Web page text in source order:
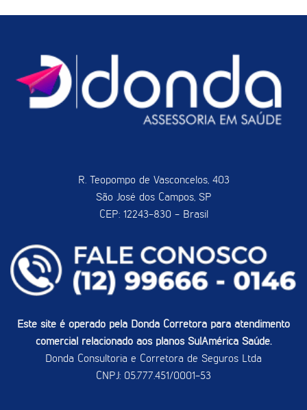
R. Teopompo de Vasconcelos, 403
São José dos Campos, SP
CEP: 12243-830 - Brasil
Este site é operado pela Donda Corretora para atendimento
comercial relacionado aos planos SulAmérica Saúde.
Donda Consultoria e Corretora de Seguros Ltda
CNPJ: 05.777.451/0001-53